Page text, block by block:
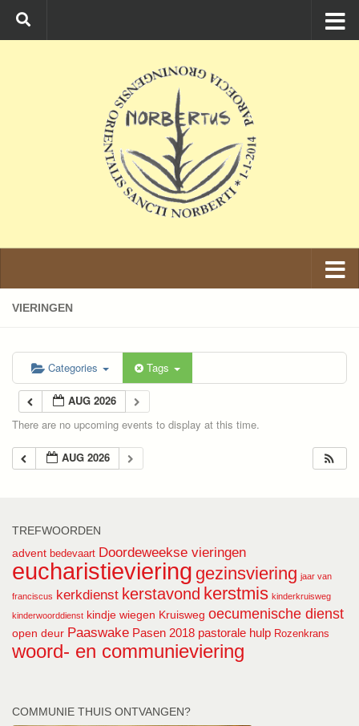
Ga naar de inhoud
VIERINGEN
Categories Tags
AUG 2026
There are no upcoming events to display at this time.
AUG 2026
TREFWOORDEN
advent bedevaart Doordeweekse vieringen
eucharistieviering gezinsviering jaar van
franciscus kerkdienst kerstavond kerstmis kinderkruisweg
kinderwoorddienst kindje wiegen Kruisweg oecumenische dienst
open deur Paaswake Pasen 2018 pastorale hulp Rozenkrans
woord- en communieviering
COMMUNIE THUIS ONTVANGEN?